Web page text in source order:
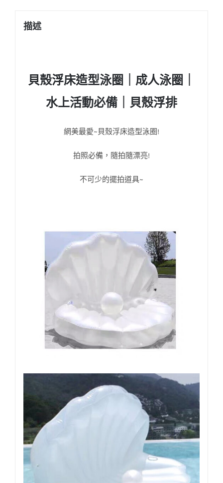
描述
貝殼浮床造型泳圈｜成人泳圈｜
水上活動必備｜貝殼浮排
網美最愛~貝殼浮床造型泳圈!
拍照必備，隨拍隨漂亮!
不可少的擺拍道具~